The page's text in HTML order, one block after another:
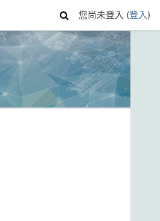
您尚未登入 (登入)